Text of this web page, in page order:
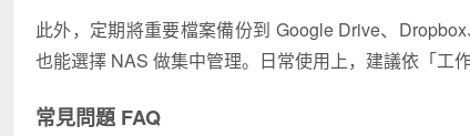
此外，定期將重要檔案備份到 Google Drive、
也能選擇 NAS 做集中管理。日常使用上，建議依「工
常見問題 FAQ